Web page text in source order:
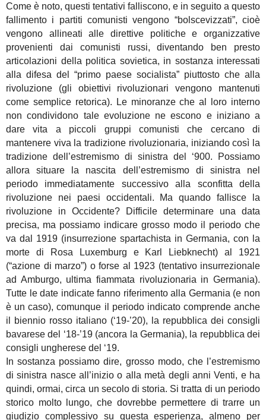
Come è noto, questi tentativi falliscono, e in seguito a questo
fallimento i partiti comunisti vengono “bolscevizzati”, cioè
vengono allineati alle direttive politiche e organizzative
provenienti dai comunisti russi, diventando ben presto
articolazioni della politica sovietica, in sostanza interessati
alla difesa del “primo paese socialista” piuttosto che alla
rivoluzione (gli obiettivi rivoluzionari vengono mantenuti
come semplice retorica). Le minoranze che al loro interno
non condividono tale evoluzione ne escono e iniziano a
dare vita a piccoli gruppi comunisti che cercano di
mantenere viva la tradizione rivoluzionaria, iniziando così la
tradizione dell’estremismo di sinistra del ‘900. Possiamo
allora situare la nascita dell’estremismo di sinistra nel
periodo immediatamente successivo alla sconfitta della
rivoluzione nei paesi occidentali. Ma quando fallisce la
rivoluzione in Occidente? Difficile determinare una data
precisa, ma possiamo indicare grosso modo il periodo che
va dal 1919 (insurrezione spartachista in Germania, con la
morte di Rosa Luxemburg e Karl Liebknecht) al 1921
(“azione di marzo”) o forse al 1923 (tentativo insurrezionale
ad Amburgo, ultima fiammata rivoluzionaria in Germania).
Tutte le date indicate fanno riferimento alla Germania (e non
è un caso), comunque il periodo indicato comprende anche
il biennio rosso italiano (‘19-’20), la repubblica dei consigli
bavarese del ‘18-’19 (ancora la Germania), la repubblica dei
consigli ungherese del ‘19.
In sostanza possiamo dire, grosso modo, che l’estremismo
di sinistra nasce all’inizio o alla metà degli anni Venti, e ha
quindi, ormai, circa un secolo di storia. Si tratta di un periodo
storico molto lungo, che dovrebbe permettere di trarre un
giudizio complessivo su questa esperienza, almeno per